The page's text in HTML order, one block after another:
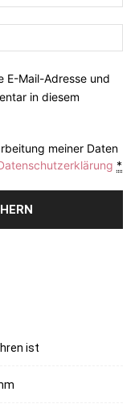
E-Mail-Adresse und
in diesem
meiner Daten
*
ist